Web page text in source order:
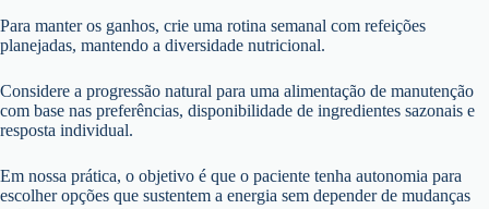
Para manter os ganhos, crie uma rotina semanal com refeições
planejadas, mantendo a diversidade nutricional.
Considere a progressão natural para uma alimentação de manutenção
com base nas preferências, disponibilidade de ingredientes sazonais e
resposta individual.
Em nossa prática, o objetivo é que o paciente tenha autonomia para
escolher opções que sustentem a energia sem depender de mudanças